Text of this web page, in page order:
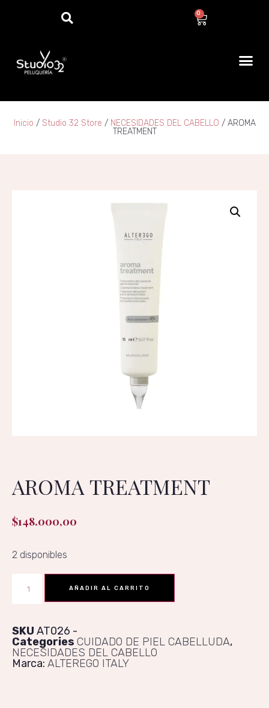
0
Inicio / Studio 32 Store / NECESIDADES DEL CABELLO / AROMA
TREATMENT
AROMA TREATMENT
$148.000,00
2 disponibles
AÑADIR AL CARRITO
SKU AT026
Categories CUIDADO DE PIEL CABELLUDA,
NECESIDADES DEL CABELLO
Marca: ALTEREGO ITALY